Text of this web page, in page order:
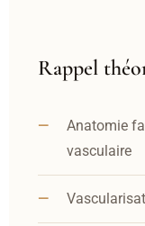
Rappel
Anatomie
vasculaire